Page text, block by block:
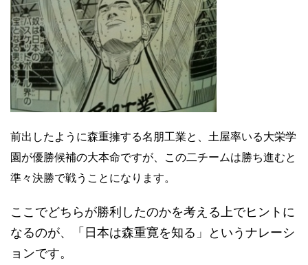
前出したように森重擁する名朋工業と、土屋率いる大栄学
園が優勝候補の大本命ですが、この二チームは勝ち進むと
準々決勝で戦うことになります。
ここでどちらが勝利したのかを考える上でヒントに
なるのが、「日本は森重寛を知る」というナレーシ
ョンです。